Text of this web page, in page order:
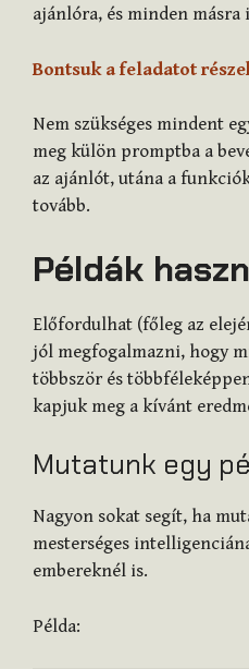
ajánlóra, és minden
Bontsuk a feladatot
Nem szükséges mindent
meg külön promptba a
az ajánlót, utána a
tovább.
Példák
Előfordulhat (főleg az
jól megfogalmazni, hogy
többször és
kapjuk meg a kívánt
Mutatunk egy
Nagyon sokat segít, ha
mesterséges
embereknél is.
Példa: